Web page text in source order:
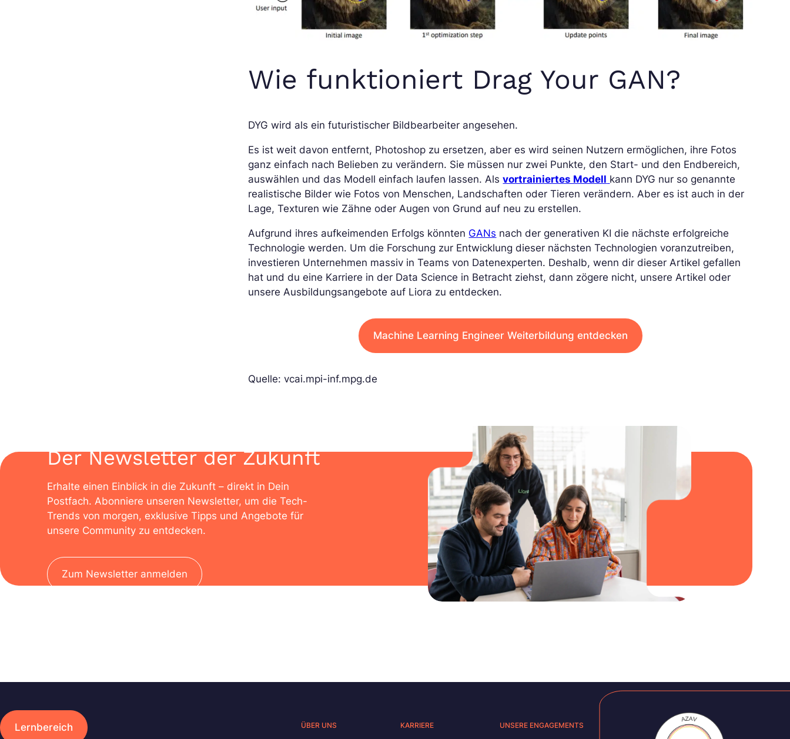
Wie funktioniert Drag Your GAN?
DYG wird als ein futuristischer Bildbearbeiter angesehen.
Es ist weit davon entfernt, Photoshop zu ersetzen, aber es wird seinen Nutzern ermöglichen, ihre Fotos
ganz einfach nach Belieben zu verändern. Sie müssen nur zwei Punkte, den Start- und den Endbereich,
auswählen und das Modell einfach laufen lassen. Alsvortrainiertes Modell kann DYG nur so genannte
realistische Bilder wie Fotos von Menschen, Landschaften oder Tieren verändern. Aber es ist auch in der
Lage, Texturen wie Zähne oder Augen von Grund auf neu zu erstellen.
Aufgrund ihres aufkeimenden Erfolgs könnten GANs nach der generativen KI die nächste erfolgreiche
Technologie werden. Um die Forschung zur Entwicklung dieser nächsten Technologien voranzutreiben,
investieren Unternehmen massiv in Teams von Datenexperten. Deshalb, wenn dir dieser Artikel gefallen
hat und du eine Karriere in der Data Science in Betracht ziehst, dann zögere nicht, unsere Artikel oder
unsere Ausbildungsangebote auf Liora zu entdecken.
Machine Learning Engineer Weiterbildung entdecken
Quelle: vcai.mpi-inf.mpg.de
Der Newsletter der Zukunft
Erhalte einen Einblick in die Zukunft – direkt in Dein
Postfach. Abonniere unseren Newsletter, um die Tech-
Trends von morgen, exklusive Tipps und Angebote für
unsere Community zu entdecken.
Zum Newsletter anmelden
Lernbereich ÜBER UNS KARRIERE UNSERE ENGAGEMENTS